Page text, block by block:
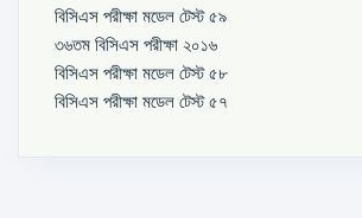
বিসিএস পরীক্ষা মডেল টেস্ট ৫৯
৩৬তম বিসিএস পরীক্ষা ২০১৬
বিসিএস পরীক্ষা মডেল টেস্ট ৫৮
বিসিএস পরীক্ষা মডেল টেস্ট ৫৭